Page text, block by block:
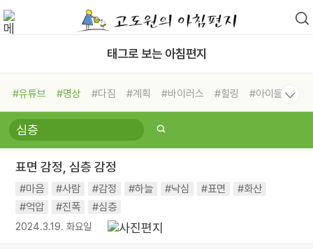
태그로 보는 아침편지
#유튜브 #명상 #다짐 #계획 #바이러스 #힐링
#아이들
#비전캠프
#독서캠프 #삶
#희망
#나눔 #친구 #링컨학교
#독서
#건강 #면역력
표면 감정, 심층 감정
#마음 #사람 #감정 #하늘 #낙심 #표면
#화산
#억압
#진폭 #심층
2024.3.19. 화요일